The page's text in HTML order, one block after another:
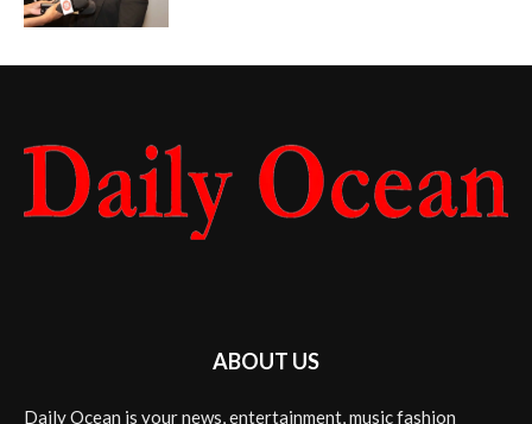
ABOUT US
Daily Ocean is your news, entertainment, music fashion